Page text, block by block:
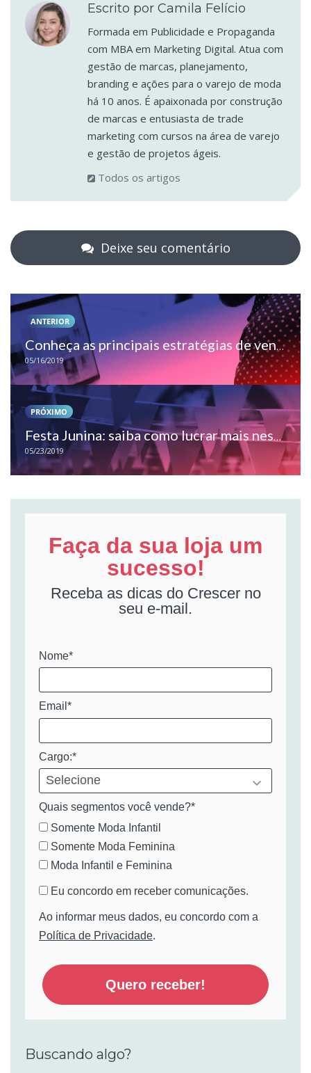
Escrito por Camila Felício
Formada em Publicidade e Propaganda
com MBA em Marketing Digital. Atua com
gestão de marcas, planejamento,
branding e ações para o varejo de moda
há 10 anos. É apaixonada por construção
de marcas e entusiasta de trade
marketing com cursos na área de varejo
e gestão de projetos ágeis.
Todos os artigos
Deixe seu comentário
ANTERIOR
Conheça as principais estratégias de venda para o Varejo Infantil
05/16/2019
PRÓXIMO
Festa Junina: saiba como lucrar mais nessa data comemorativa
05/23/2019
Faça da sua loja um
sucesso!
Receba as dicas do Crescer no
seu e-mail.
Nome*
Email*
Cargo:*
Quais segmentos você vende?*
Somente Moda Infantil
Somente Moda Feminina
Moda Infantil e Feminina
Eu concordo em receber comunicações.
Ao informar meus dados, eu concordo com a
Política de Privacidade.
Quero receber!
Buscando algo?